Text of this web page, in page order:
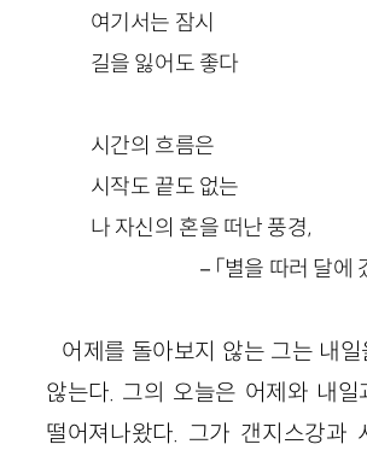
여기서는 잠시
길을 잃어도 좋다
시간의 흐름은
시작도 끝도 없는
나 자신의 혼을 떠난 풍경,
－「별을 따러 달에
어제를 돌아보지 않는 그는 내
않는다. 그의 오늘은 어제와 내일
떨어져나왔다. 그가 갠지스강과